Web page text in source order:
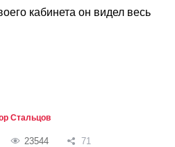
кабинета он видел весь
Стальцов
23544 71